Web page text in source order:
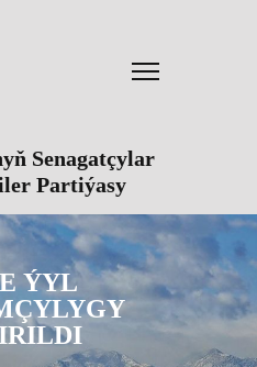
Senagatçylar
Partiýasy
ÝYL